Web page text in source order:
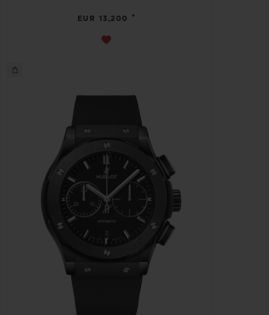
EUR 13,200 •